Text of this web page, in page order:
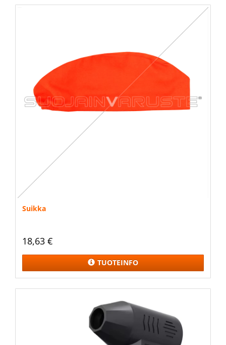
Suikka
18,63 €
TUOTEINFO